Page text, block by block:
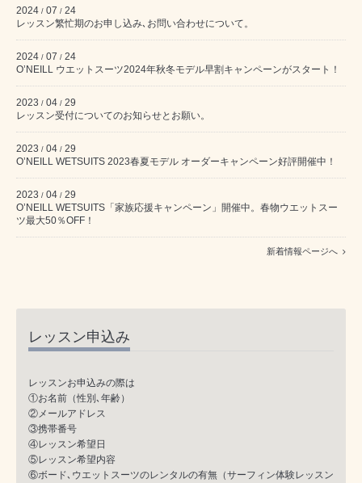
2024 / 07 / 24
レッスン繁忙期のお申し込み､お問い合わせについて。
2024 / 07 / 24
O’NEILL ウエットスーツ2024年秋冬モデル早割キャンペーンがスタート！
2023 / 04 / 29
レッスン受付についてのお知らせとお願い。
2023 / 04 / 29
O’NEILL WETSUITS 2023春夏モデル オーダーキャンペーン好評開催中！
2023 / 04 / 29
O’NEILL WETSUITS「家族応援キャンペーン」開催中。春物ウエットスー
ツ最大50％OFF！
新着情報ページへ
レッスン申込み
レッスンお申込みの際は
①お名前（性別､年齢）
②メールアドレス
③携帯番号
④レッスン希望日
⑤レッスン希望内容
⑥ボード､ウエットスーツのレンタルの有無（サーフィン体験レッスン